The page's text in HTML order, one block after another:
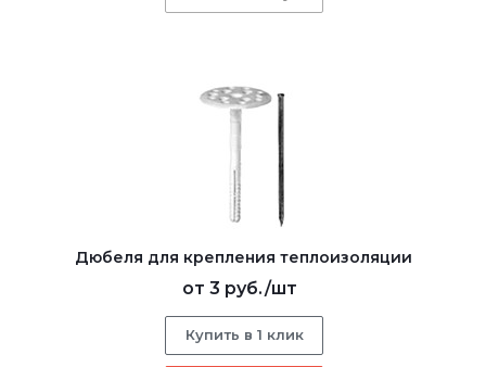
Дюбеля для крепления теплоизоляции
от 3 руб./шт
Купить в 1 клик